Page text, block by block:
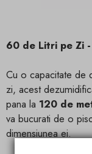
60 de Litri pe Zi
Cu o capacitate de
zi, acest
pana la 120 de
va bucurati de o
dimensiunea ei.